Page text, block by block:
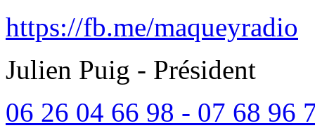
https://fb.me/maqueyradio
Julien Puig - Président
06 26 04 66 98 - 07 68 96